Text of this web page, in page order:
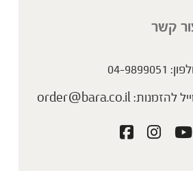
קשר
04-9899051
להזמנות:order@bara.co.il